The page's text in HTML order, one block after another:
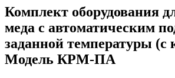
Комплект оборудования
меда с автоматическим
заданной температуры (с
Модель КРМ-ПА